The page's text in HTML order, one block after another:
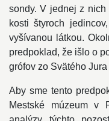
sondy. V jednej z
kosti štyroch
vyšívanou látkou.
predpoklad, že išlo o
grófov zo Svätého
Aby sme tento
Mestské múzeum v